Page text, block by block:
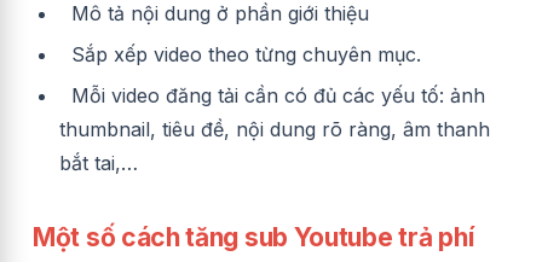
Mô tả nội dung ở phần giới thiệu
Sắp xếp video theo từng chuyên mục.
Mỗi video đăng tải cần có đủ các yếu tố: ảnh
thumbnail, tiêu đề, nội dung rõ ràng, âm thanh
bắt tai,…
Một số cách tăng sub Youtube trả phí